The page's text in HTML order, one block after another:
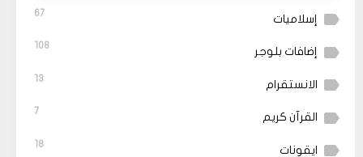
إسلاميات 67
إضافات بلوجر 108
الانستقرام 13
القرآن كريم 7
ايقونات 18